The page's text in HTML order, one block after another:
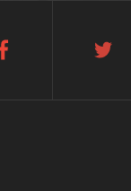
facebook twitter